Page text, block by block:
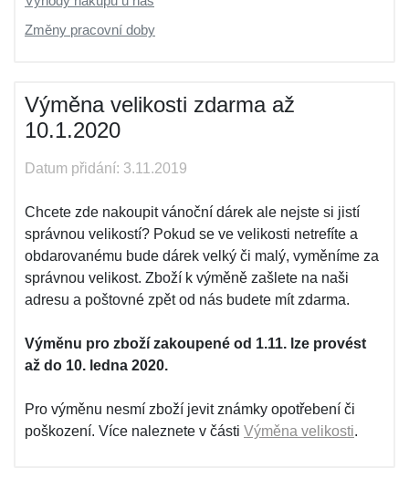
Změny pracovní doby
Výměna velikosti zdarma až
10.1.2020
Datum přidání: 3.11.2019
Chcete zde nakoupit vánoční dárek ale nejste si jistí
správnou velikostí? Pokud se ve velikosti netrefíte a
obdarovanému bude dárek velký či malý, vyměníme za
správnou velikost. Zboží k výměně zašlete na naši
adresu a poštovné zpět od nás budete mít zdarma.
Výměnu pro zboží zakoupené od 1.11. lze provést
až do 10. ledna 2020.
Pro výměnu nesmí zboží jevit známky opotřebení či
poškození. Více naleznete v části Výměna velikosti.